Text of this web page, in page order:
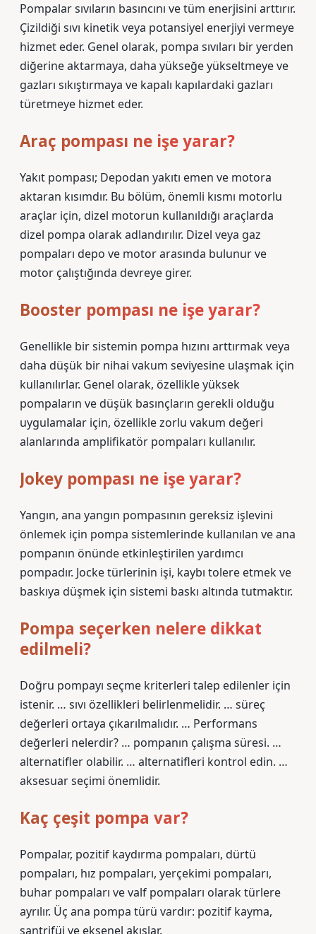
Pompalar sıvıların basıncını ve tüm enerjisini arttırır.
Çizildiği sıvı kinetik veya potansiyel enerjiyi vermeye
hizmet eder. Genel olarak, pompa sıvıları bir yerden
diğerine aktarmaya, daha yükseğe yükseltmeye ve
gazları sıkıştırmaya ve kapalı kapılardaki gazları
türetmeye hizmet eder.
Araç pompası ne işe yarar?
Yakıt pompası; Depodan yakıtı emen ve motora
aktaran kısımdır. Bu bölüm, önemli kısmı motorlu
araçlar için, dizel motorun kullanıldığı araçlarda
dizel pompa olarak adlandırılır. Dizel veya gaz
pompaları depo ve motor arasında bulunur ve
motor çalıştığında devreye girer.
Booster pompası ne işe yarar?
Genellikle bir sistemin pompa hızını arttırmak veya
daha düşük bir nihai vakum seviyesine ulaşmak için
kullanılırlar. Genel olarak, özellikle yüksek
pompaların ve düşük basınçların gerekli olduğu
uygulamalar için, özellikle zorlu vakum değeri
alanlarında amplifikatör pompaları kullanılır.
Jokey pompası ne işe yarar?
Yangın, ana yangın pompasının gereksiz işlevini
önlemek için pompa sistemlerinde kullanılan ve ana
pompanın önünde etkinleştirilen yardımcı
pompadır. Jocke türlerinin işi, kaybı tolere etmek ve
baskıya düşmek için sistemi baskı altında tutmaktır.
Pompa seçerken nelere dikkat
edilmeli?
Doğru pompayı seçme kriterleri talep edilenler için
istenir. … sıvı özellikleri belirlenmelidir. … süreç
değerleri ortaya çıkarılmalıdır. … Performans
değerleri nelerdir? … pompanın çalışma süresi. …
alternatifler olabilir. … alternatifleri kontrol edin. …
aksesuar seçimi önemlidir.
Kaç çeşit pompa var?
Pompalar, pozitif kaydırma pompaları, dürtü
pompaları, hız pompaları, yerçekimi pompaları,
buhar pompaları ve valf pompaları olarak türlere
ayrılır. Üç ana pompa türü vardır: pozitif kayma,
santrifüj ve eksenel akışlar.